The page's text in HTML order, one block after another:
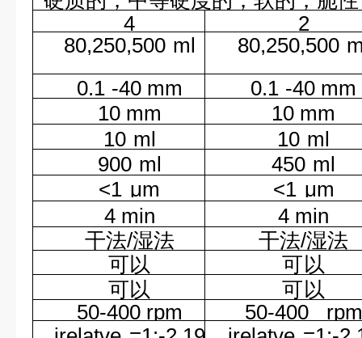
4
2
80,250,500 ml 80,250,500
0.1 -40 mm 0.1 -40 mm
10 mm 10 mm
10 ml 10 ml
900 ml 450 ml
<1 μm <1 μm
4 min 4 min
干法/湿法
干法/湿法
可以
可以
可以
可以
50-400 rpm
50-400
rpm